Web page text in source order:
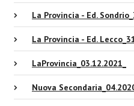
La Provincia - Ed.
La Provincia - Ed.
LaProvincia_03.12.2021_
Nuova